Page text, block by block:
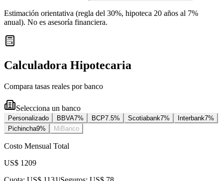
Estimación orientativa (regla del 30%, hipoteca 20 años al 7%
anual). No es asesoría financiera.
Calculadora Hipotecaria
Compara tasas reales por banco
Selecciona un banco
Personalizado BBVA7% BCP7.5% Scotiabank7% Interbank7%
Pichincha9% MiBanco
Costo Mensual Total
US$ 1209